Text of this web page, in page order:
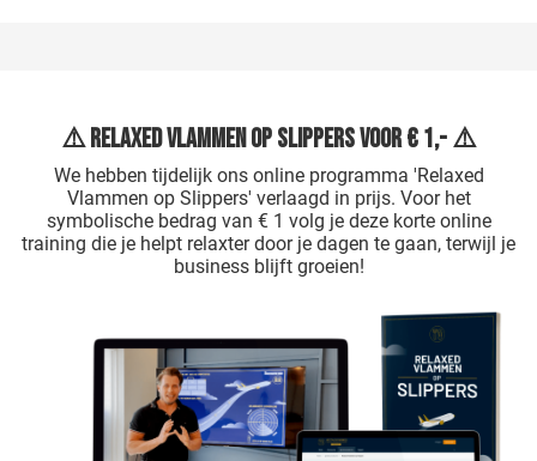
⚠️ Relaxed Vlammen op Slippers voor € 1,- ⚠️
We hebben tijdelijk ons online programma 'Relaxed
Vlammen op Slippers' verlaagd in prijs. Voor het
symbolische bedrag van € 1 volg je deze korte online
training die je helpt relaxter door je dagen te gaan, terwijl je
business blijft groeien!